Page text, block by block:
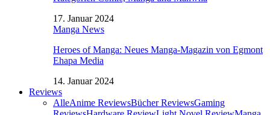
17. Januar 2024
Manga News
Heroes of Manga: Neues Manga-Magazin von Egmont
Ehapa Media
14. Januar 2024
Reviews
AlleAnime ReviewsBücher ReviewsGaming